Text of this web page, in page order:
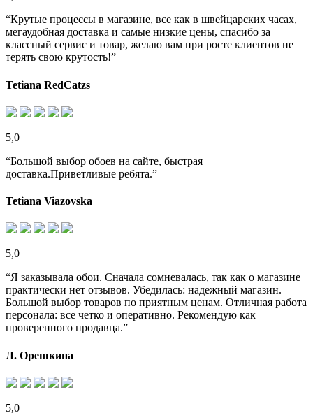
“Крутые процессы в магазине, все как в швейцарских часах,
мегаудобная доставка и самые низкие цены, спасибо за
классный сервис и товар, желаю вам при росте клиентов не
терять свою крутость!”
Tetiana RedCatzs
5,0
“Большой выбор обоев на сайте, быстрая
доставка.Приветливые ребята.”
Tetiana Viazovska
5,0
“Я заказывала обои. Сначала сомневалась, так как о магазине
практически нет отзывов. Убедилась: надежный магазин.
Большой выбор товаров по приятным ценам. Отличная работа
персонала: все четко и оперативно. Рекомендую как
проверенного продавца.”
Л. Орешкина
5,0